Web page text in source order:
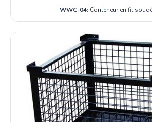
WWC-04:Conteneur en fil